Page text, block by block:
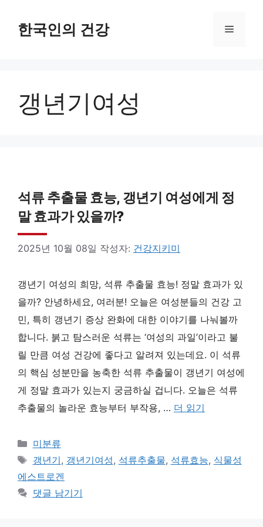
한국인의 건강 메
갱년기여성
석류 추출물 효능, 갱년기 여성에게 정
말 효과가 있을까?
2025년 10월 08일 작성자: 건강지키미
갱년기 여성의 희망, 석류 추출물 효능! 정말 효과가 있
을까? 안녕하세요, 여러분! 오늘은 여성분들의 건강 고
민, 특히 갱년기 증상 완화에 대한 이야기를 나눠볼까
합니다. 붉고 탐스러운 석류는 ‘여성의 과일’이라고 불
릴 만큼 여성 건강에 좋다고 알려져 있는데요. 이 석류
의 핵심 성분만을 농축한 석류 추출물이 갱년기 여성에
게 정말 효과가 있는지 궁금하실 겁니다. 오늘은 석류
추출물의 놀라운 효능부터 부작용, … 더 읽기
카
테
리
미분류
태
그
갱년기, 갱년기여성, 석류추출물, 석류효능, 식물성
에스트로겐
댓글 남기기